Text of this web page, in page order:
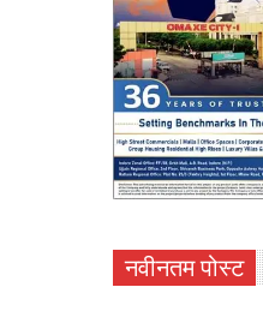
नवीनतम पोस्ट